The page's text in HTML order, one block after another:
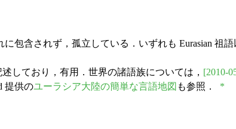
包含されず，孤立している．いずれも Eurasian 祖
しており，有用．世界の諸語族については， [2010-
提供のユーラシア大陸の簡単な言語地図 も参照． *